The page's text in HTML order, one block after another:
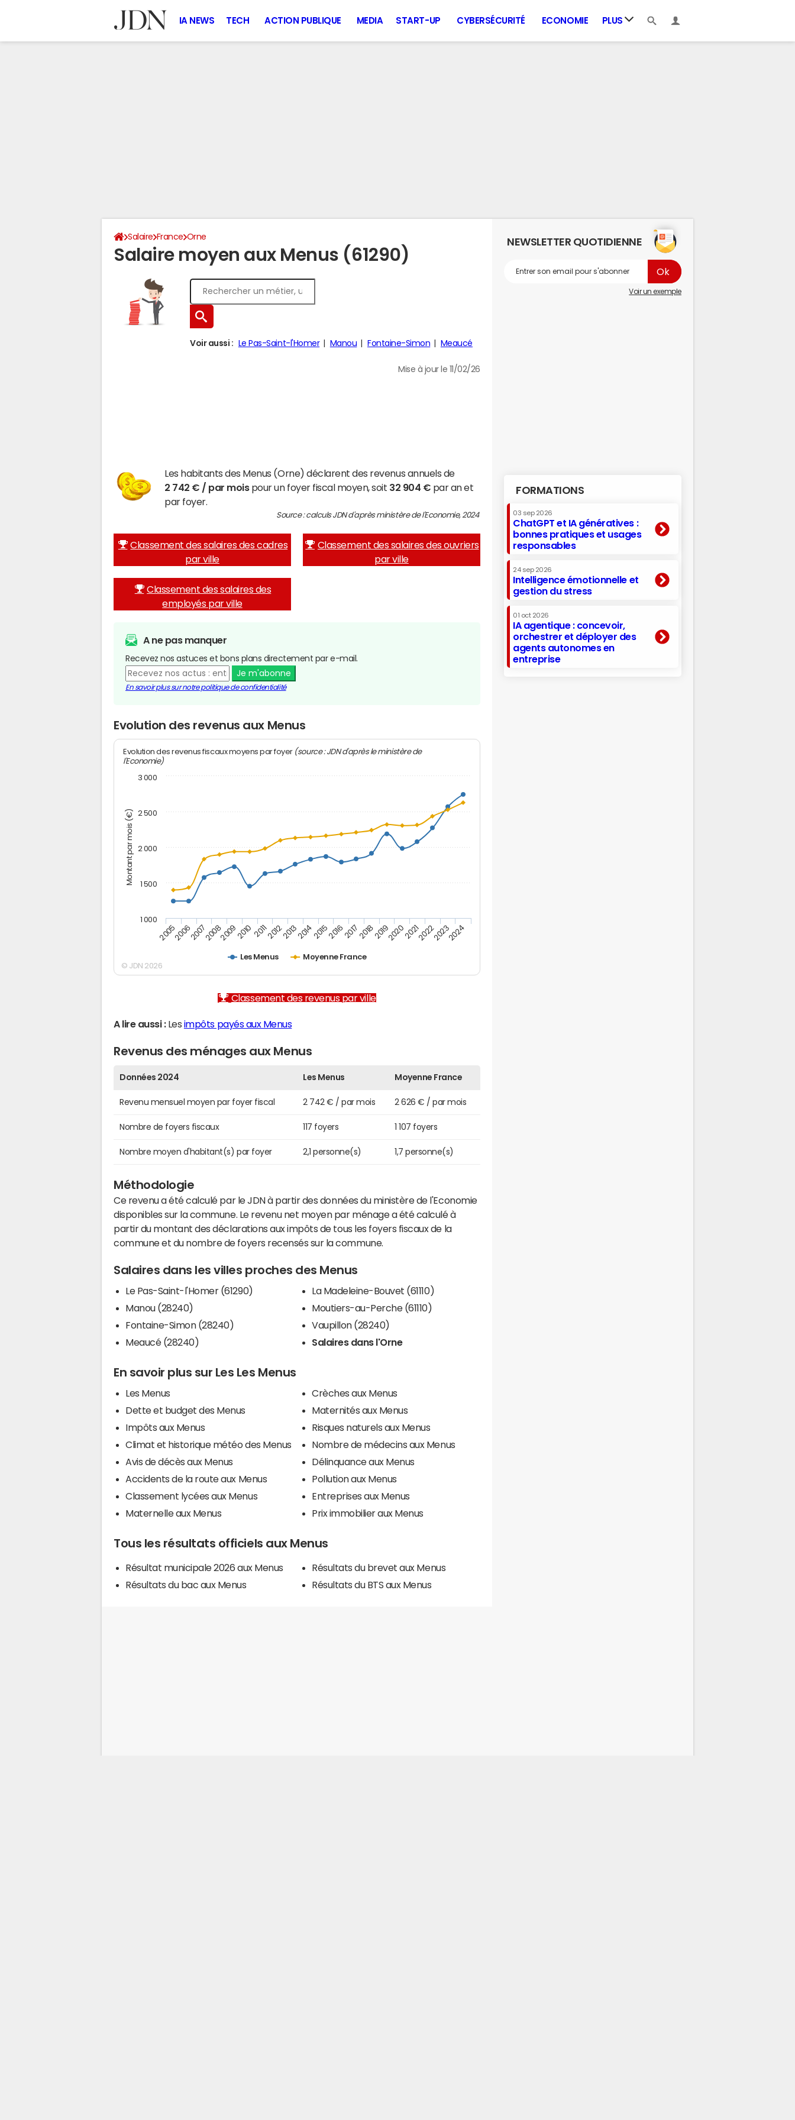
IA NEWS TECH ACTION PUBLIQUE MEDIA START-UP CYBERSÉCURITÉ ECONOMIE PLUS
Salaire France Orne
Salaire moyen aux Menus (61290)
Voir aussi : Le Pas-Saint-l'Homer Manou Fontaine-Simon Meaucé
Mise à jour le 11/02/26
Les habitants des Menus (Orne) déclarent des revenus annuels de
2 742 € / par moispour un foyer fiscal moyen, soit 32 904 € par an et
par foyer.
Source : calculs JDN d'après ministère de l'Economie, 2024
Classement des salaires des cadres
par ville
Classement des salaires des ouvriers
par ville
Classement des salaires des
employés par ville
A ne pas manquer
Recevez nos astuces et bons plans directement par e-mail.
Je m'abonne
En savoir plus sur notre politique de confidentialité
Evolution des revenus aux Menus
Montant par mois (€)
Evolution des revenus fiscaux moyens par foyer (source : JDN d'après le ministère de
l'Economie)
Les Menus Moyenne France
200520062007200820092010 20112012201320142015201620172018201920202021202220232024
1 000
1 500
2 000
2 500
3 000
© JDN 2026
Classement des revenus par ville
A lire aussi :Les impôts payés aux Menus
Revenus des ménages aux Menus
Données 2024 Les Menus Moyenne France
Revenu mensuel moyen par foyer fiscal 2 742 € / par mois 2 626 € / par mois
Nombre de foyers fiscaux 117 foyers 1 107 foyers
Nombre moyen d'habitant(s) par foyer 2,1 personne(s) 1,7 personne(s)
Méthodologie
Ce revenu a été calculé par le JDN à partir des données du ministère de l'Economie
disponibles sur la commune. Le revenu net moyen par ménage a été calculé à
partir du montant des déclarations aux impôts de tous les foyers fiscaux de la
commune et du nombre de foyers recensés sur la commune.
Salaires dans les villes proches des Menus
Le Pas-Saint-l'Homer (61290)
Manou (28240)
Fontaine-Simon (28240)
Meaucé (28240)
La Madeleine-Bouvet (61110)
Moutiers-au-Perche (61110)
Vaupillon (28240)
Salaires dans l'Orne
En savoir plus sur Les Les Menus
Les Menus
Dette et budget des Menus
Impôts aux Menus
Climat et historique météo des Menus
Avis de décès aux Menus
Accidents de la route aux Menus
Classement lycées aux Menus
Maternelle aux Menus
Crèches aux Menus
Maternités aux Menus
Risques naturels aux Menus
Nombre de médecins aux Menus
Délinquance aux Menus
Pollution aux Menus
Entreprises aux Menus
Prix immobilier aux Menus
Tous les résultats officiels aux Menus
Résultat municipale 2026 aux Menus
Résultats du bac aux Menus
Résultats du brevet aux Menus
Résultats du BTS aux Menus
NEWSLETTER QUOTIDIENNE
Voir un exemple
FORMATIONS
03 sep 2026
ChatGPT et IA génératives :
bonnes pratiques et usages
responsables
24 sep 2026
Intelligence émotionnelle et
gestion du stress
01 oct 2026
IA agentique : concevoir,
orchestrer et déployer des
agents autonomes en
entreprise